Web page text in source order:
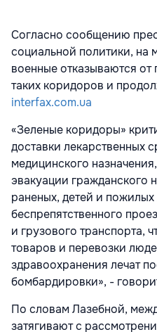
Согласно сообщению
социальной политики, на
военные отказываются
таких коридоров и
interfax.com.ua
«Зеленые коридоры»
доставки лекарственных
медицинского
эвакуации гражданского
раненых, детей и
беспрепятственного
и грузового транспорта,
товаров и перевозки
здравоохранения лечат
бомбардировки», -
По словам Лазебной,
затягивают с